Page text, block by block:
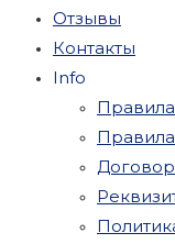
Отзывы
Контакты
Info